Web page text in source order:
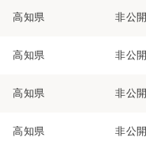
高知県 非公開
高知県 非公開
高知県 非公開
高知県 非公開